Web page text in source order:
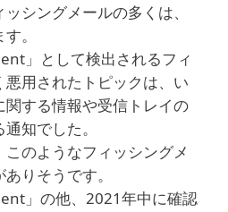
シングメールの多くは、
。
」として検出されるフィ
悪用されたトピックは、い
する情報や受信トレイの
知でした。
のようなフィッシングメ
りそうです。
」の他、2021年中に確認